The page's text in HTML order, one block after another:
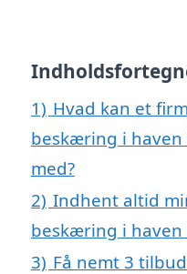
1) Hvad kan et
beskæring i
med?
2) Indhent altid
beskæring i haven
3) Få nemt 3